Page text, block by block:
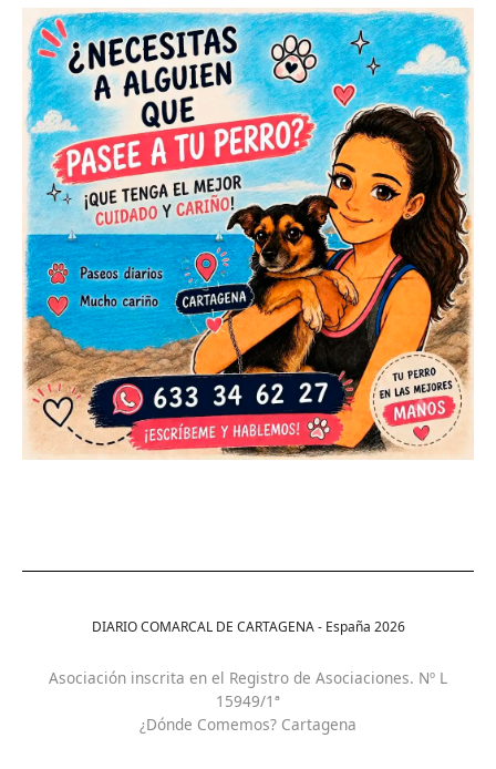
DIARIO COMARCAL DE CARTAGENA - España 2026
Asociación inscrita en el Registro de Asociaciones. Nº L
15949/1ª
¿Dónde Comemos? Cartagena